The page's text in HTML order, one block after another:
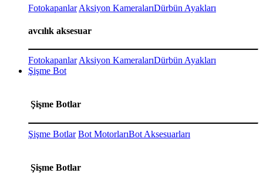
Fotokapanlar Aksiyon KameralarıDürbün Ayakları
avcılık aksesuar
Fotokapanlar Aksiyon KameralarıDürbün Ayakları
Şişme Bot
Şişme Botlar
Şişme Botlar Bot MotorlarıBot Aksesuarları
Şişme Botlar